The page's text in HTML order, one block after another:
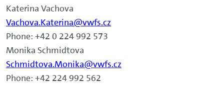
Katerina Vachova
Vachova.Katerina@vwfs.cz
Phone: +42 0 224 992 573
Monika Schmidtova
Schmidtova.Monika@vwfs.cz
Phone: +42 224 992 562